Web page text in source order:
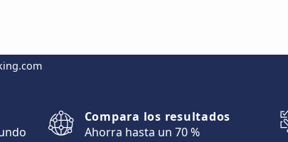
Compara los resultados
Ahorra hasta un 70 %